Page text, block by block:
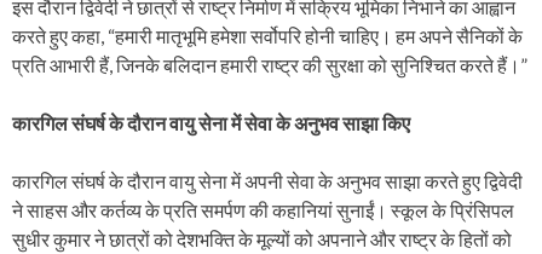
इस दौरान द्विवेदी ने छात्रों से राष्ट्र निर्माण में सक्रिय भूमिका निभाने का आह्वान
करते हुए कहा, “हमारी मातृभूमि हमेशा सर्वोपरि होनी चाहिए। हम अपने सैनिकों के
प्रति आभारी हैं, जिनके बलिदान हमारी राष्ट्र की सुरक्षा को सुनिश्चित करते हैं।”
कारगिल संघर्ष के दौरान वायु सेना में सेवा के अनुभव साझा किए
कारगिल संघर्ष के दौरान वायु सेना में अपनी सेवा के अनुभव साझा करते हुए द्विवेदी
ने साहस और कर्तव्य के प्रति समर्पण की कहानियां सुनाईं। स्कूल के प्रिंसिपल
सुधीर कुमार ने छात्रों को देशभक्ति के मूल्यों को अपनाने और राष्ट्र के हितों को